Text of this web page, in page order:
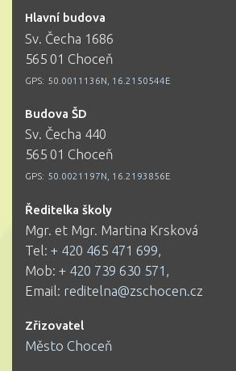
Hlavní budova
Sv. Čecha 1686
565 01 Choceň
GPS: 50.0011136N, 16.2150544E
Budova ŠD
Sv. Čecha 440
565 01 Choceň
GPS: 50.0021197N, 16.2193856E
Ředitelka školy
Mgr. et Mgr. Martina Krsková
Tel: + 420 465 471 699,
Mob: + 420 739 630 571 ,
Email: reditelna@zschocen.cz
Zřizovatel
Město Choceň